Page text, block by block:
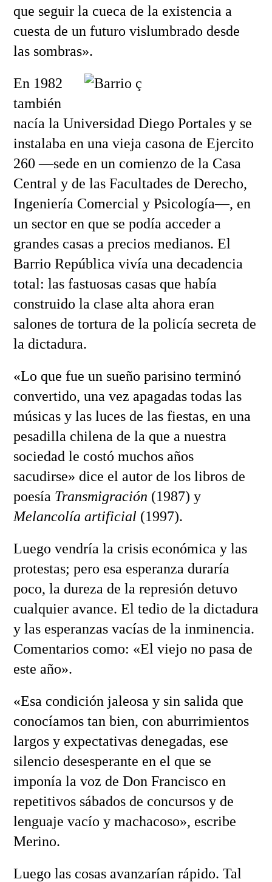
que seguir la cueca de la existencia a
cuesta de un futuro vislumbrado desde
las sombras».
En 1982
también
nacía la Universidad Diego Portales y se
instalaba en una vieja casona de Ejercito
260 —sede en un comienzo de la Casa
Central y de las Facultades de Derecho,
Ingeniería Comercial y Psicología—, en
un sector en que se podía acceder a
grandes casas a precios medianos. El
Barrio República vivía una decadencia
total: las fastuosas casas que había
construido la clase alta ahora eran
salones de tortura de la policía secreta de
la dictadura.
«Lo que fue un sueño parisino terminó
convertido, una vez apagadas todas las
músicas y las luces de las fiestas, en una
pesadilla chilena de la que a nuestra
sociedad le costó muchos años
sacudirse» dice el autor de los libros de
poesía Transmigración (1987) y
Melancolía artificial (1997).
Luego vendría la crisis económica y las
protestas; pero esa esperanza duraría
poco, la dureza de la represión detuvo
cualquier avance. El tedio de la dictadura
y las esperanzas vacías de la inminencia.
Comentarios como: «El viejo no pasa de
este año».
«Esa condición jaleosa y sin salida que
conocíamos tan bien, con aburrimientos
largos y expectativas denegadas, ese
silencio desesperante en el que se
imponía la voz de Don Francisco en
repetitivos sábados de concursos y de
lenguaje vacío y machacoso», escribe
Merino.
Luego las cosas avanzarían rápido. Tal